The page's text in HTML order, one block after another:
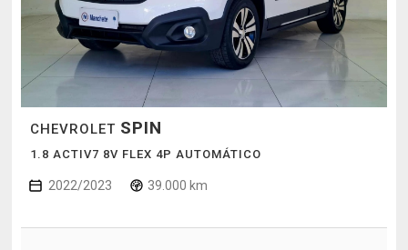
CHEVROLET SPIN
1.8 ACTIV7 8V FLEX 4P AUTOMÁTICO
2022/2023 39.000 km